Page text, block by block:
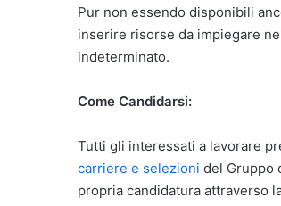
Pur non essendo disponibili
inserire risorse da impiegare
indeterminato.
Come Candidarsi:
Tutti gli interessati a lavorare
carriere e selezioni del Gruppo
propria candidatura attraverso